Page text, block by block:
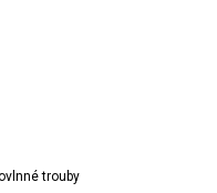
trouby